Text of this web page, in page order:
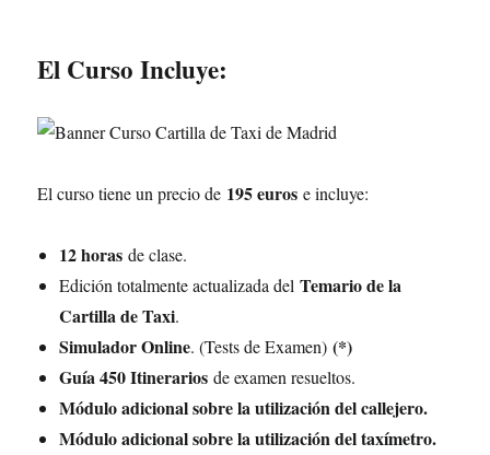
El Curso Incluye:
El curso tiene un precio de 195 euros e incluye:
12 horas de clase.
Edición totalmente actualizada delTemario de la
Cartilla de Taxi.
Simulador Online. (Tests de Examen)(*)
Guía 450 Itinerarios de examen resueltos.
Módulo adicional sobre la utilización del callejero.
Módulo adicional sobre la utilización del taxímetro.